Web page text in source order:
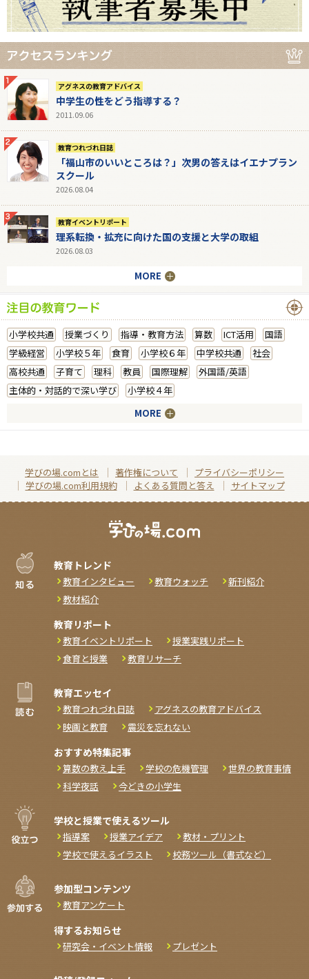
アグネスの教育アドバイス
中学生の性をどう指導する？
2011.09.06
教育つれづれ日誌
「福山市のいいところは？」次男の答えはイエナプラン
スクール
2026.08.04
教育イベントリポート
理系転換・拡充に向けた国の支援と大学の取組
2026.08.03
MORE
小学校共通 授業づくり 指導・教育方法 算数 ICT活用
国語
学級経営
小学校５年 食育 小学校６年 中学校共通
社会
高校共通
子育て 理科 教員 国際理解
外国語/英語
主体的・対話的で深い学び
小学校４年
MORE
学びの場.comとは 著作権について
プライバシーポリシー
学びの場.com利用規約
よくある質問と答え サイトマップ
教育トレンド
教育インタビュー 教育ウォッチ
新刊紹介
教材紹介
教育リポート
教育イベントリポート
授業実践リポート
食育と授業
教育リサーチ
教育エッセイ
教育つれづれ日誌
アグネスの教育アドバイス
映画と教育
震災を忘れない
おすすめ特集記事
算数の教え上手 学校の危機管理
世界の教育事情
科学夜話
今どきの小学生
学校と授業で使えるツール
指導案 授業アイデア
教材・プリント
学校で使えるイラスト
校務ツール（書式など）
参加型コンテンツ
教育アンケート
得するお知らせ
研究会・イベント情報 プレゼント